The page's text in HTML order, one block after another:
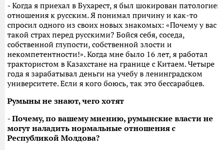
- Когда я приехал в Бухарест, я был шокирован
отношения к русским. Я понимал причину и как-то
спросил одного из своих новых знакомых: «Почему у вас
такой страх перед русскими? Бойся себя, соседа,
собственной глупости, собственной злости и
некомпетентности!». Когда мне было 16 лет, я работал
трактористом в Казахстане на границе с Китаем. Четыре
года я зарабатывал деньги на учебу в ленинградском
университете. Если я кого боюсь, так это бессарабцев.
Румыны не знают, чего хотят
- Почему, по вашему мнению, румынские власти не
могут наладить нормальные отношения с
Республикой Молдова?